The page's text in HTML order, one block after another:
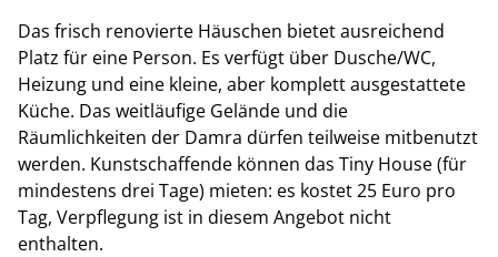
Das frisch renovierte Häuschen bietet ausreichend
Platz für eine Person. Es verfügt über Dusche/WC,
Heizung und eine kleine, aber komplett ausgestattete
Küche. Das weitläufige Gelände und die
Räumlichkeiten der Damra dürfen teilweise mitbenutzt
werden. Kunstschaffende können das Tiny House (für
mindestens drei Tage) mieten: es kostet 25 Euro pro
Tag, Verpflegung ist in diesem Angebot nicht
enthalten.